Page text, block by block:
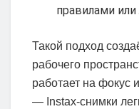
правилами
Такой подход
рабочего
работает на фокус
— Instax-снимки